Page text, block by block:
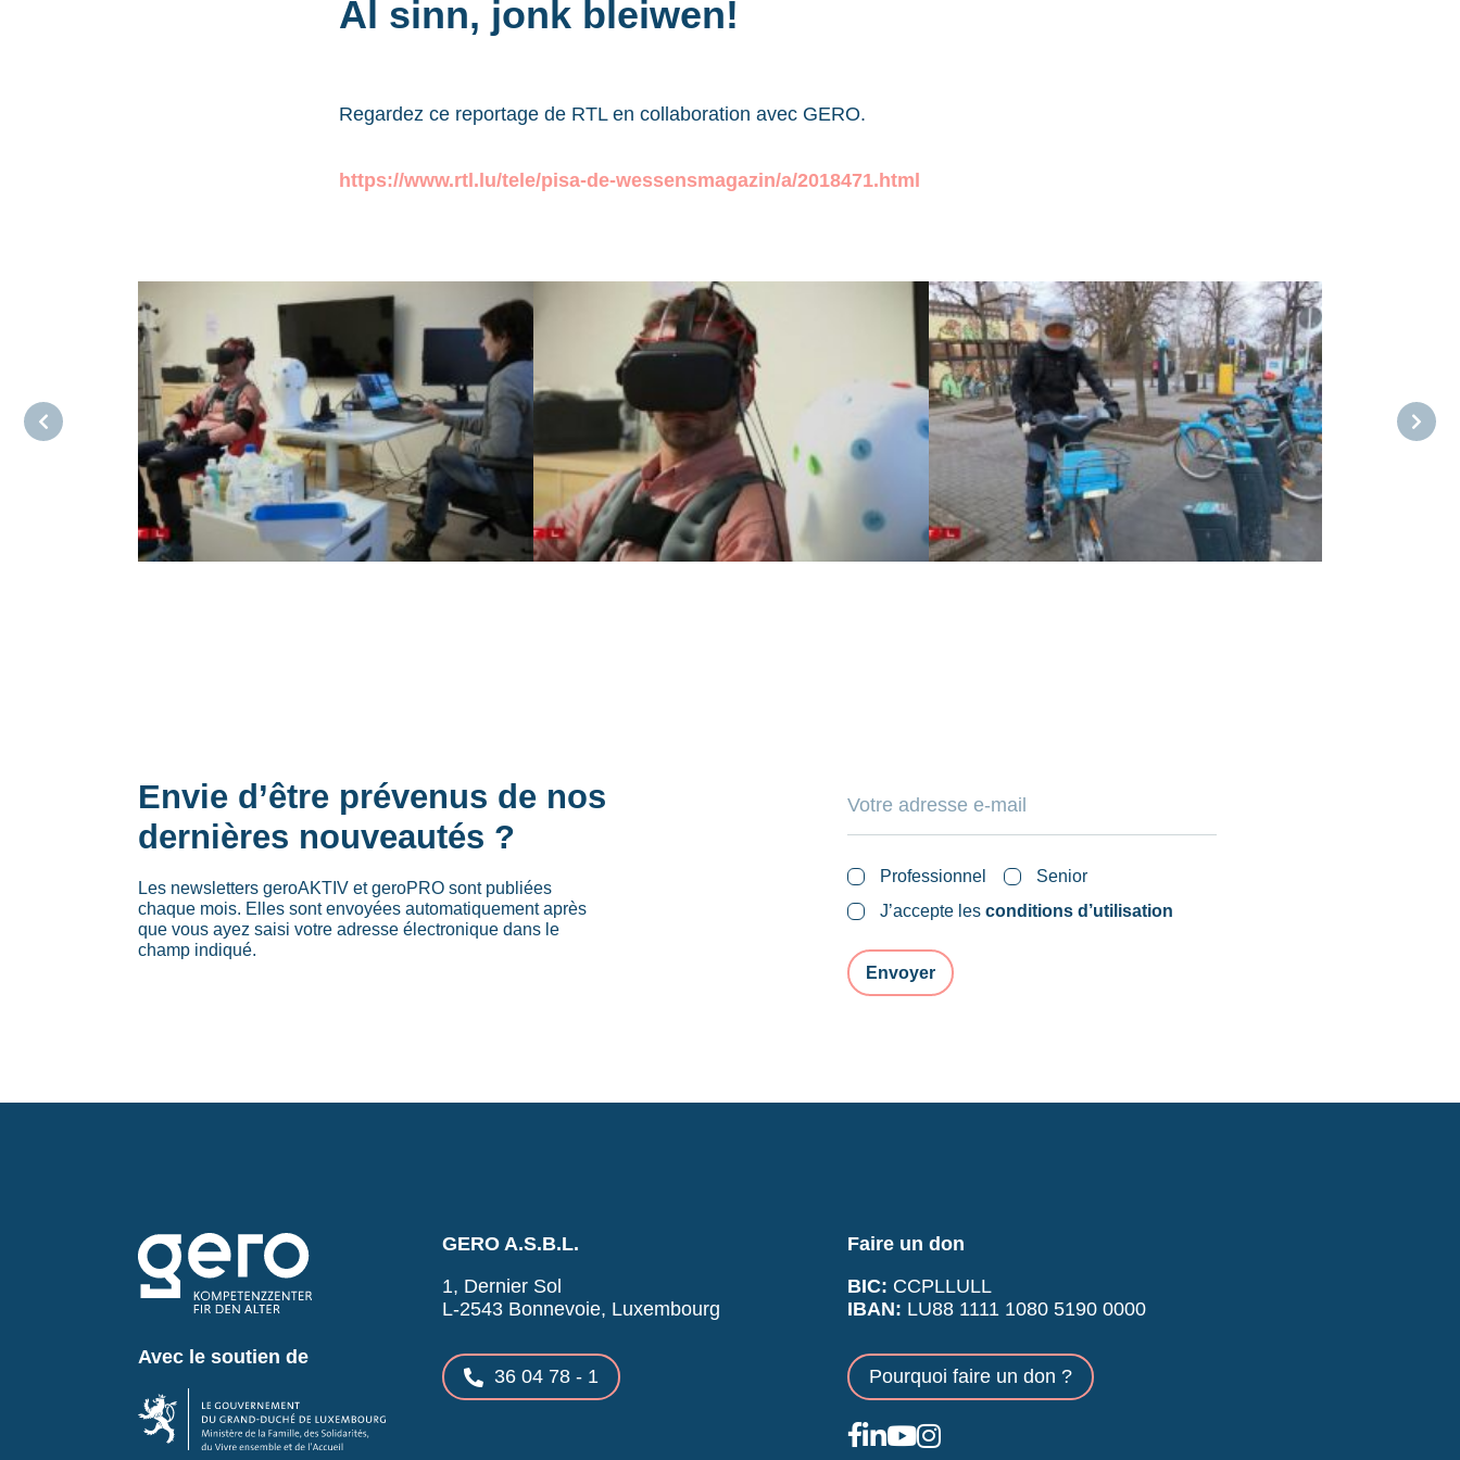
Al sinn, jonk bleiwen!
Regardez ce reportage de RTL en collaboration avec GERO.
https://www.rtl.lu/tele/pisa-de-wessensmagazin/a/2018471.html
Envie d’être prévenus de nos
dernières nouveautés ?
Les newsletters geroAKTIV et geroPRO sont publiées
chaque mois. Elles sont envoyées automatiquement après
que vous ayez saisi votre adresse électronique dans le
champ indiqué.
Professionnel
Senior
J’accepte lesconditions d’utilisation
Avec le soutien de
GERO A.S.B.L.
1, Dernier Sol
L-2543 Bonnevoie, Luxembourg
36 04 78 - 1
Faire un don
BIC: CCPLLULL
IBAN: LU88 1111 1080 5190 0000
Pourquoi faire un don ?